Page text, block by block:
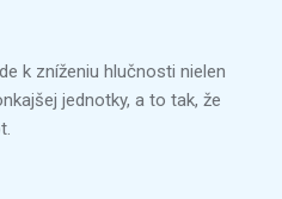
k zníženiu hlučnosti nielen
jednotky, a to tak, že